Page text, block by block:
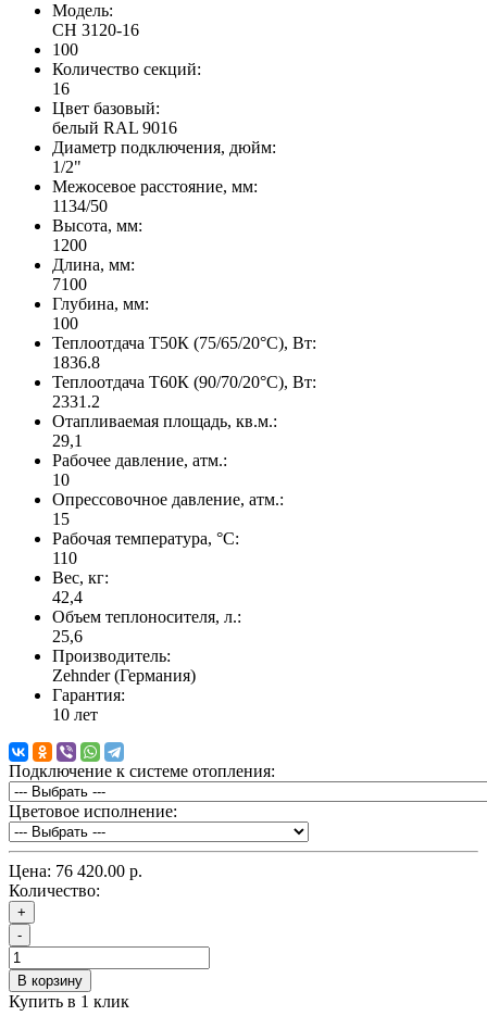
Модель:
CH 3120-16
100
Количество секций:
16
Цвет базовый:
белый RAL 9016
Диаметр подключения, дюйм:
1/2"
Межосевое расстояние, мм:
1134/50
Высота, мм:
1200
Длина, мм:
7100
Глубина, мм:
100
Теплоотдача Т50К (75/65/20°C), Вт:
1836.8
Теплоотдача Т60К (90/70/20°C), Вт:
2331.2
Отапливаемая площадь, кв.м.:
29,1
Рабочее давление, атм.:
10
Опрессовочное давление, атм.:
15
Рабочая температура, °C:
110
Вес, кг:
42,4
Объем теплоносителя, л.:
25,6
Производитель:
Zehnder (Германия)
Гарантия:
10 лет
Подключение к системе отопления:
Цветовое исполнение:
Цена: 76 420.00 р.
Количество:
+
-
В корзину
Купить в 1 клик